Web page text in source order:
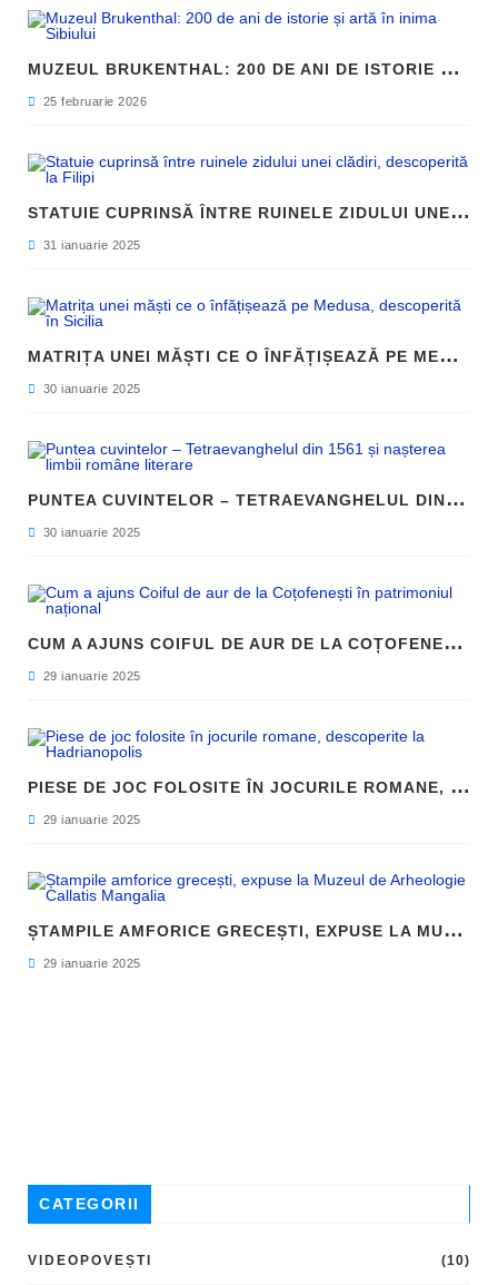
M
UZEUL BRUKENTHAL: 200 DE ANI DE ISTORIE ȘI ARTĂ ÎN INIMA SIBIULUI
25 februarie 2026
S
TATUIE CUPRINSĂ ÎNTRE RUINELE ZIDULUI UNEI CLĂDIRI, DESCOPERITĂ LA FILIPI
31 ianuarie 2025
M
ATRIȚA UNEI MĂȘTI CE O ÎNFĂȚIȘEAZĂ PE MEDUSA, DESCOPERITĂ ÎN SICILIA
30 ianuarie 2025
P
UNTEA CUVINTELOR – TETRAEVANGHELUL DIN 1561 ȘI NAȘTEREA LIMBII ROMÂNE LITERARE
30 ianuarie 2025
C
UM A AJUNS COIFUL DE AUR DE LA COȚOFENEȘTI ÎN PATRIMONIUL NAȚIONAL
29 ianuarie 2025
P
IESE DE JOC FOLOSITE ÎN JOCURILE ROMANE, DESCOPERITE LA HADRIANOPOLIS
29 ianuarie 2025
Ș
TAMPILE AMFORICE GRECEȘTI, EXPUSE LA MUZEUL DE ARHEOLOGIE CALLATIS MANGALIA
29 ianuarie 2025
CATEGORII
VIDEOPOVEȘTI (10)